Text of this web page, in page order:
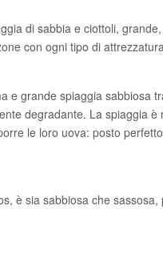
di sabbia e ciottoli,
con ogni tipo di
e grande spiaggia sabbiosa
degradante. La spiaggia
le loro uova: posto
è sia sabbiosa che